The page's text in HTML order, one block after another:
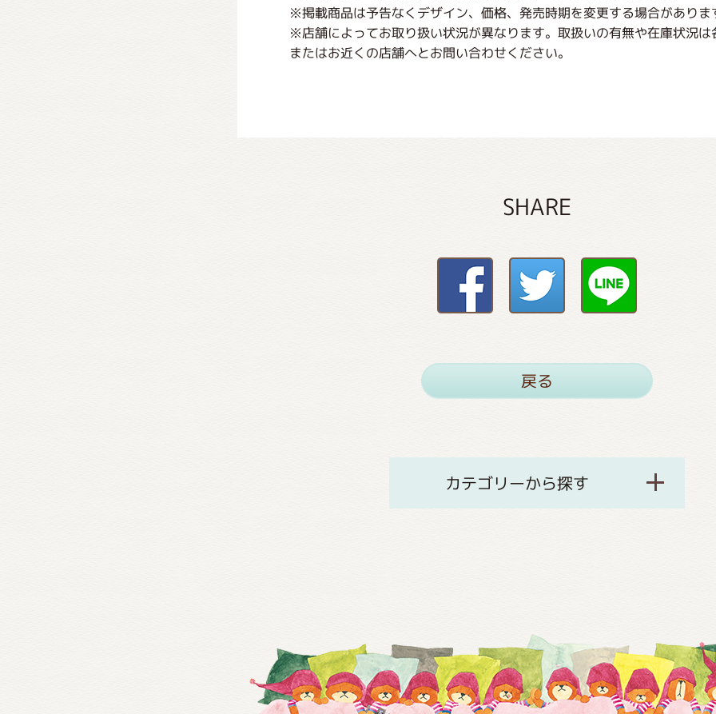
※掲載商品は予告なくデザイン、価格、発売時期を変更する場合がありま
※店舗によってお取り扱い状況が異なります。取扱いの有無や在庫状況は
またはお近くの店舗へとお問い合わせください。
SHARE
戻る
カテゴリーから探す